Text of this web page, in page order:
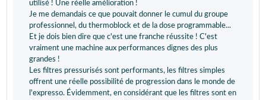
utilisé ! Une réelle amélioration !
Je me demandais ce que pouvait donner le cumul du groupe
professionnel, du thermoblock et de la dose programmable...
Et je dois bien dire que c'est une franche réussite ! C'est
vraiment une machine aux performances dignes des plus
grandes !
Les filtres pressurisés sont performants, les filtres simples
offrent une réelle possibilité de progression dans le monde de
l'expresso. Évidemment, en considérant que les filtres sont en